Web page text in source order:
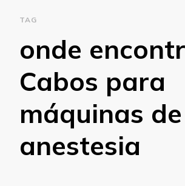
TAG
onde
Cabos para
máquinas de
anestesia